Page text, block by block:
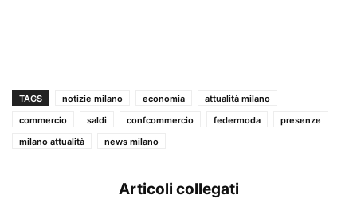
TAGS notizie milano economia
attualità milano
commercio
saldi confcommercio federmoda
presenze
milano attualità
news milano
Articoli collegati